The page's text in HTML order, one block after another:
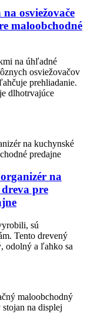
osviežovače
maloobchodné
na úhľadné
osviežovačov
prehliadanie.
dlhotrvajúce
na
pre
sú
Tento drevený
odolný a ľahko sa